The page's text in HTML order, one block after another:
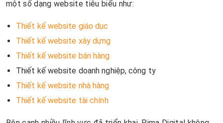
một số dạng website tiêu biểu như:
Thiết kế website giáo dục
Thiết kế website xây dựng
Thiết kế website bán hàng
Thiết kế website doanh nghiệp, công ty
Thiết kế website nhà hàng
Thiết kế website tài chính